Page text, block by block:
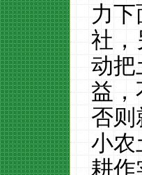
力下
社，
动把
益，
否则
小农
耕作